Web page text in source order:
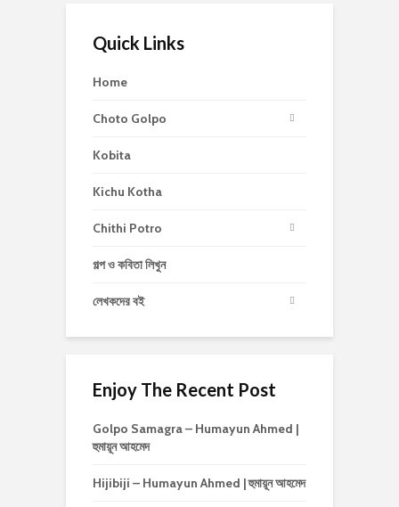
Quick Links
Home
Choto Golpo
Kobita
Kichu Kotha
Chithi Potro
গল্প ও কবিতা লিখুন
লেখকদের বই
Enjoy The Recent Post
Golpo Samagra – Humayun Ahmed |
হুমায়ূন আহমেদ
Hijibiji – Humayun Ahmed | হুমায়ূন আহমেদ